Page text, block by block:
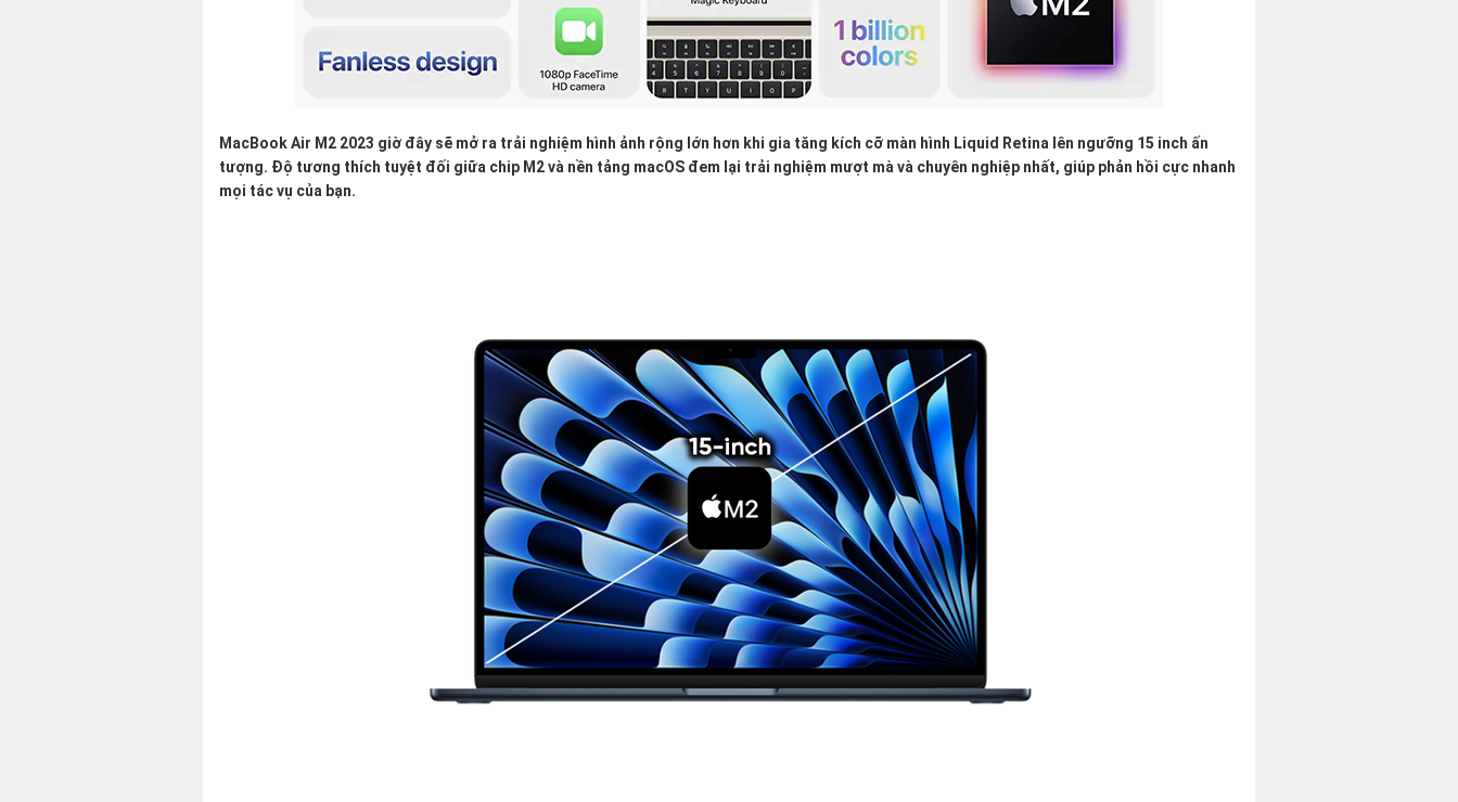
MacBook Air M2 2023 giờ đây sẽ mở ra trải nghiệm hình ảnh rộng lớn hơn khi gia tăng kích cỡ màn hình Liquid Retina lên ngưỡng 15 inch ấn
tượng. Độ tương thích tuyệt đối giữa chip M2 và nền tảng macOS đem lại trải nghiệm mượt mà và chuyên nghiệp nhất, giúp phản hồi cực nhanh
mọi tác vụ của bạn.